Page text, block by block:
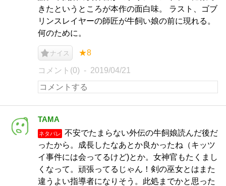
きたというところが本作の面白味。 ラスト、ゴブ
リンスレイヤーの師匠が牛飼い娘の前に現れる。
何のために。
ナイス ★8
コメント(0) 2019/04/21
TAMA
ネタバレ
不安でたまらない外伝の牛飼娘読んだ後だ
ったから。成長したなあとか良かったね（キッツ
イ事件には会ってるけど)とか。女神官もたくまし
くなって。頑張ってるじゃん！剣の巫女とはまた
違うよい指導者になりそう。此処までかと思った